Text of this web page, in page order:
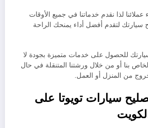
لذا نقدم خدماتنا في جميع الأوقات
لتقدم أفضل أداء يمنحك الراحة
للحصول على خدمات متميزة بجودة لا
بنا أو من خلال ورشتنا المتنقلة في حال
من المنزل أو العمل.
سيارات تويوتا على